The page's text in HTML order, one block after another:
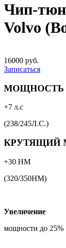
Чип-
Volvo
16000 руб.
Записаться
МОЩНОСТЬ
+7 л.с
(238/245Л.С.)
КРУТЯЩИЙ
+30 НМ
(320/350НМ)
Увеличение
мощности до 25%